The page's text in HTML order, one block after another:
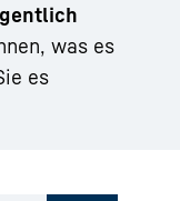
was es
es